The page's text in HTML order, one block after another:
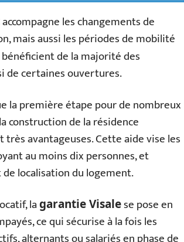
accompagne les changements de
mais aussi les périodes de mobilité
bénéficient de la majorité des
de certaines ouvertures.
la première étape pour de nombreux
construction de la résidence
avantageuses. Cette aide vise les
au moins dix personnes, et
localisation du logement.
lagarantie Visalese pose en
ce qui sécurise à la fois les